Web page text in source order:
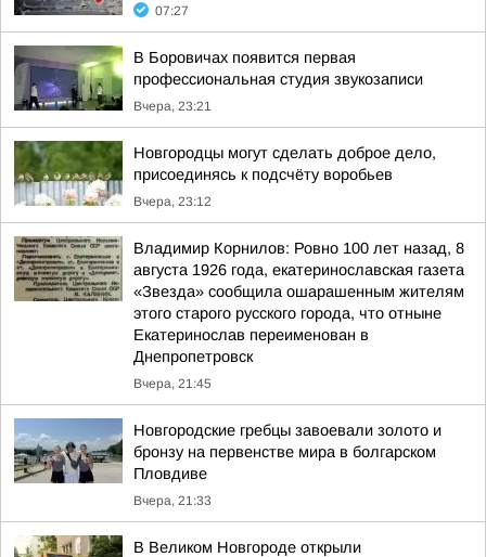
07:27
В Боровичах появится первая
профессиональная студия звукозаписи
Вчера, 23:21
Новгородцы могут сделать доброе дело,
присоединясь к подсчёту воробьев
Вчера, 23:12
Владимир Корнилов: Ровно 100 лет назад, 8
августа 1926 года, екатеринославская газета
«Звезда» сообщила ошарашенным жителям
этого старого русского города, что отныне
Екатеринослав переименован в
Днепропетровск
Вчера, 21:45
Новгородские гребцы завоевали золото и
бронзу на первенстве мира в болгарском
Пловдиве
Вчера, 21:33
В Великом Новгороде открыли